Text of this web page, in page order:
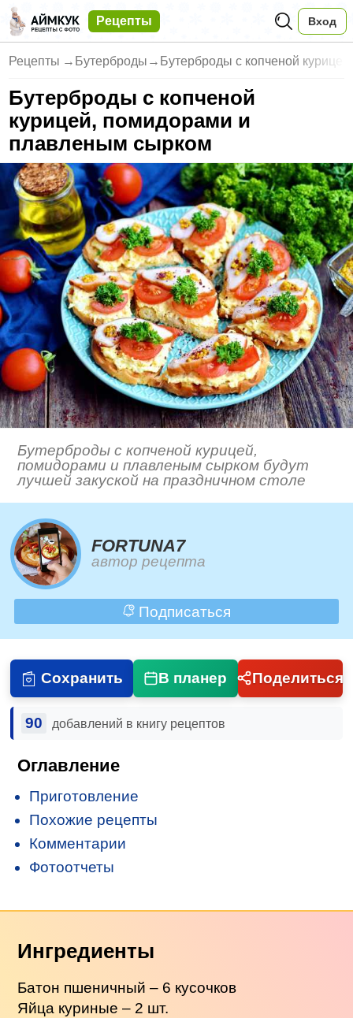
Рецепты Вход
Рецепты → Бутерброды → Бутерброды с копченой
Бутерброды с копченой
курицей, помидорами и
плавленым сырком
Бутерброды с копченой курицей,
помидорами и плавленым сырком будут
лучшей закуской на праздничном столе
FORTUNA7
автор рецепта
Подписаться
Сохранить В планер Поделиться
90 добавлений в книгу рецептов
Оглавление
Приготовление
Похожие рецепты
Комментарии
Фотоотчеты
Ингредиенты
Батон пшеничный – 6 кусочков
Яйца куриные – 2 шт.